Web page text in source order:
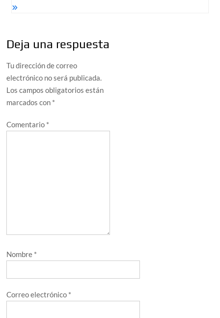
Deja una respuesta
Tu dirección de correo
electrónico no será publicada.
Los campos obligatorios están
marcados con *
Comentario *
Nombre *
Correo electrónico *